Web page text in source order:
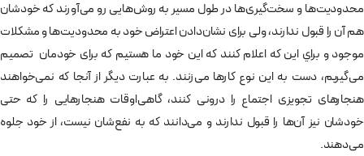
محدودیت‌ها و سخت‌گیری‌ها در طول مسير به روش‌هایی رو می‌آورند كه خودشان
هم آن را قبول ندارند، ولی برای نشان‌دادن اعتراض خود به محدوديت‌ها و مشكلات
موجود و براي اين كه اعلام كنند که این خود ما هستیم که برای خودمان تصمیم
می‌گيريم، دست به اين نوع كارها می‌زنند. به عبارت دیگر از آنجا كه نمی‌خواهند
هنجارهای تجويزی اجتماع را درونی كنند، گاهی‌اوقات هنجارهايی را كه حتی
خودشان نیز آن‌ها را قبول ندارند و می‌دانند که به نفع‌شان نيست، از خود جلوه
می‌دهند.